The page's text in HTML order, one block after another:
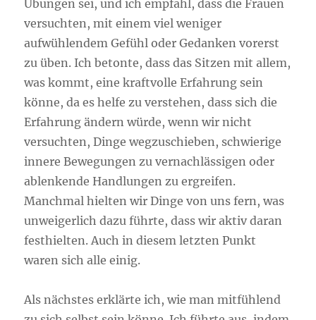
Übungen sei, und ich empfahl, dass die Frauen
versuchten, mit einem viel weniger
aufwühlendem Gefühl oder Gedanken vorerst
zu üben. Ich betonte, dass das Sitzen mit allem,
was kommt, eine kraftvolle Erfahrung sein
könne, da es helfe zu verstehen, dass sich die
Erfahrung ändern würde, wenn wir nicht
versuchten, Dinge wegzuschieben, schwierige
innere Bewegungen zu vernachlässigen oder
ablenkende Handlungen zu ergreifen.
Manchmal hielten wir Dinge von uns fern, was
unweigerlich dazu führte, dass wir aktiv daran
festhielten. Auch in diesem letzten Punkt
waren sich alle einig.
Als nächstes erklärte ich, wie man mitfühlend